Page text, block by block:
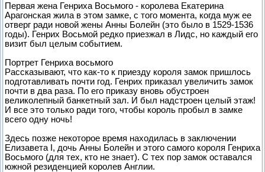
Первая жена Генриха Восьмого - королева Екатерина
Арагонская жила в этом замке, с того момента, когда муж ее
отверг ради новой жены Анны Болейн (это было в 1529-1536
годы). Генрих Восьмой редко приезжал в Лидс, но каждый его
визит был целым событием.
Портрет Генриха восьмого
Рассказывают, что как-то к приезду короля замок пришлось
подготавливать почти год. Генрих приказал увеличить замок
почти в два раза. По его приказу вновь обустроен
великолепный банкетный зал. И был надстроен целый этаж!
И все это только ради того, чтобы король пробыл в замке
всего одну ночь!
Здесь позже некоторое время находилась в заключении
Елизавета I, дочь Анны Болейн и этого самого короля Генриха
Восьмого (для тех, кто не знает). С тех пор замок оставался
южной резиденцией королев Англии.